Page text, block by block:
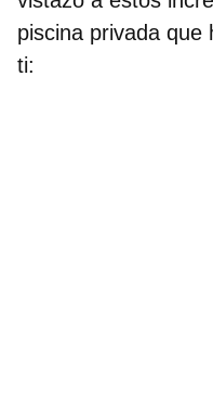
piscina privada que
ti: